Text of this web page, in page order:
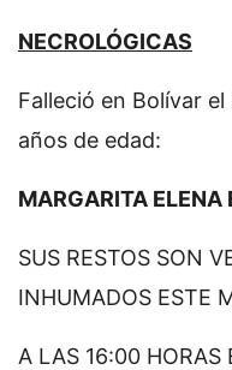
NECROLÓGICAS
Falleció en Bolívar
años de edad:
MARGARITA ELENA
SUS RESTOS SON
INHUMADOS ESTE
A LAS 16:00 HORAS